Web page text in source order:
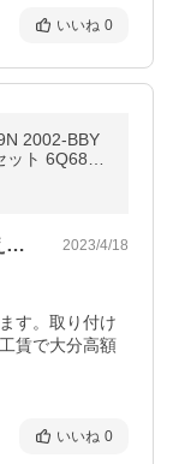
いいね 0
2002-BBY
ト 6Q6827
最安値で注文しましたが問題なく使えてい… 2023/4/18
す。取り付け
賃で大分高額
いいね 0